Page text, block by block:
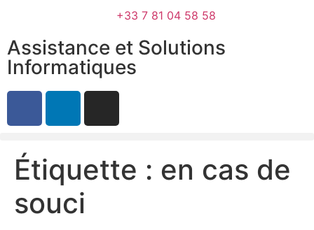
+33 7 81 04 58 58
Assistance et Solutions
Informatiques
Étiquette : en cas de
souci